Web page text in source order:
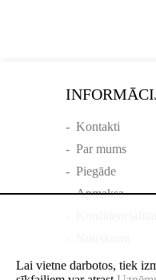
- Kontakti
- Par mums
- Piegāde
-Apmaksa
Lai vietne darbotos, tiek